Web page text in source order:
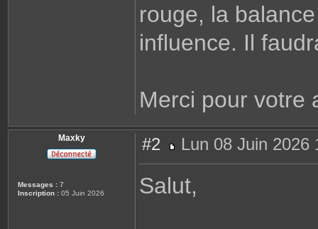
rouge, la
influence. Il
Merci pour votre
Maxky
Messages : 7
Inscription : 05 Juin 2026
#2
e
Lun 08 Juin 2026
Salut,